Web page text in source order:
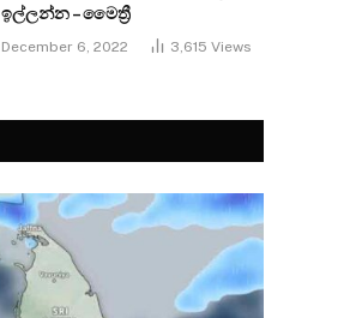
ඉල්ලන්න – මෛත්‍රී
December 6, 2022 3,615 Views